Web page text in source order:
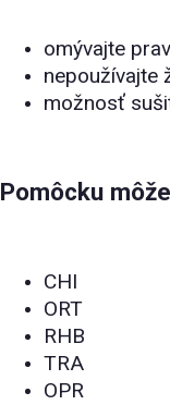
omývajte
nepoužívajte
možnosť
Pomôcku
CHI
ORT
RHB
TRA
OPR